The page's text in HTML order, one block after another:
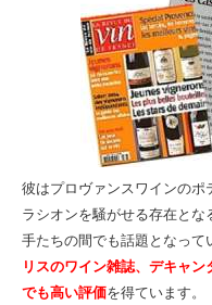
彼はプロヴァンスワインの
ラシオンを騒がせる存在とな
手たちの間でも話題となって
リスのワイン雑誌、デキャ
でも高い評価を得ています。